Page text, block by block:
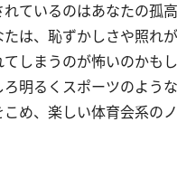
ているのはあなたの孤高
は、恥ずかしさや照れ
しまうのが怖いのかも
明るくスポーツのよう
め、楽しい体育会系の